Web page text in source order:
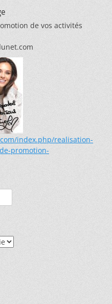
de vos activités
index.php/realisation-
promotion-